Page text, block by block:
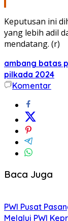
Keputusan ini
yang lebih adil
mendatang. (r)
ambang batas
pilkada 2024
Komentar
Baca Juga
PWI Pusat
Melalui PWI